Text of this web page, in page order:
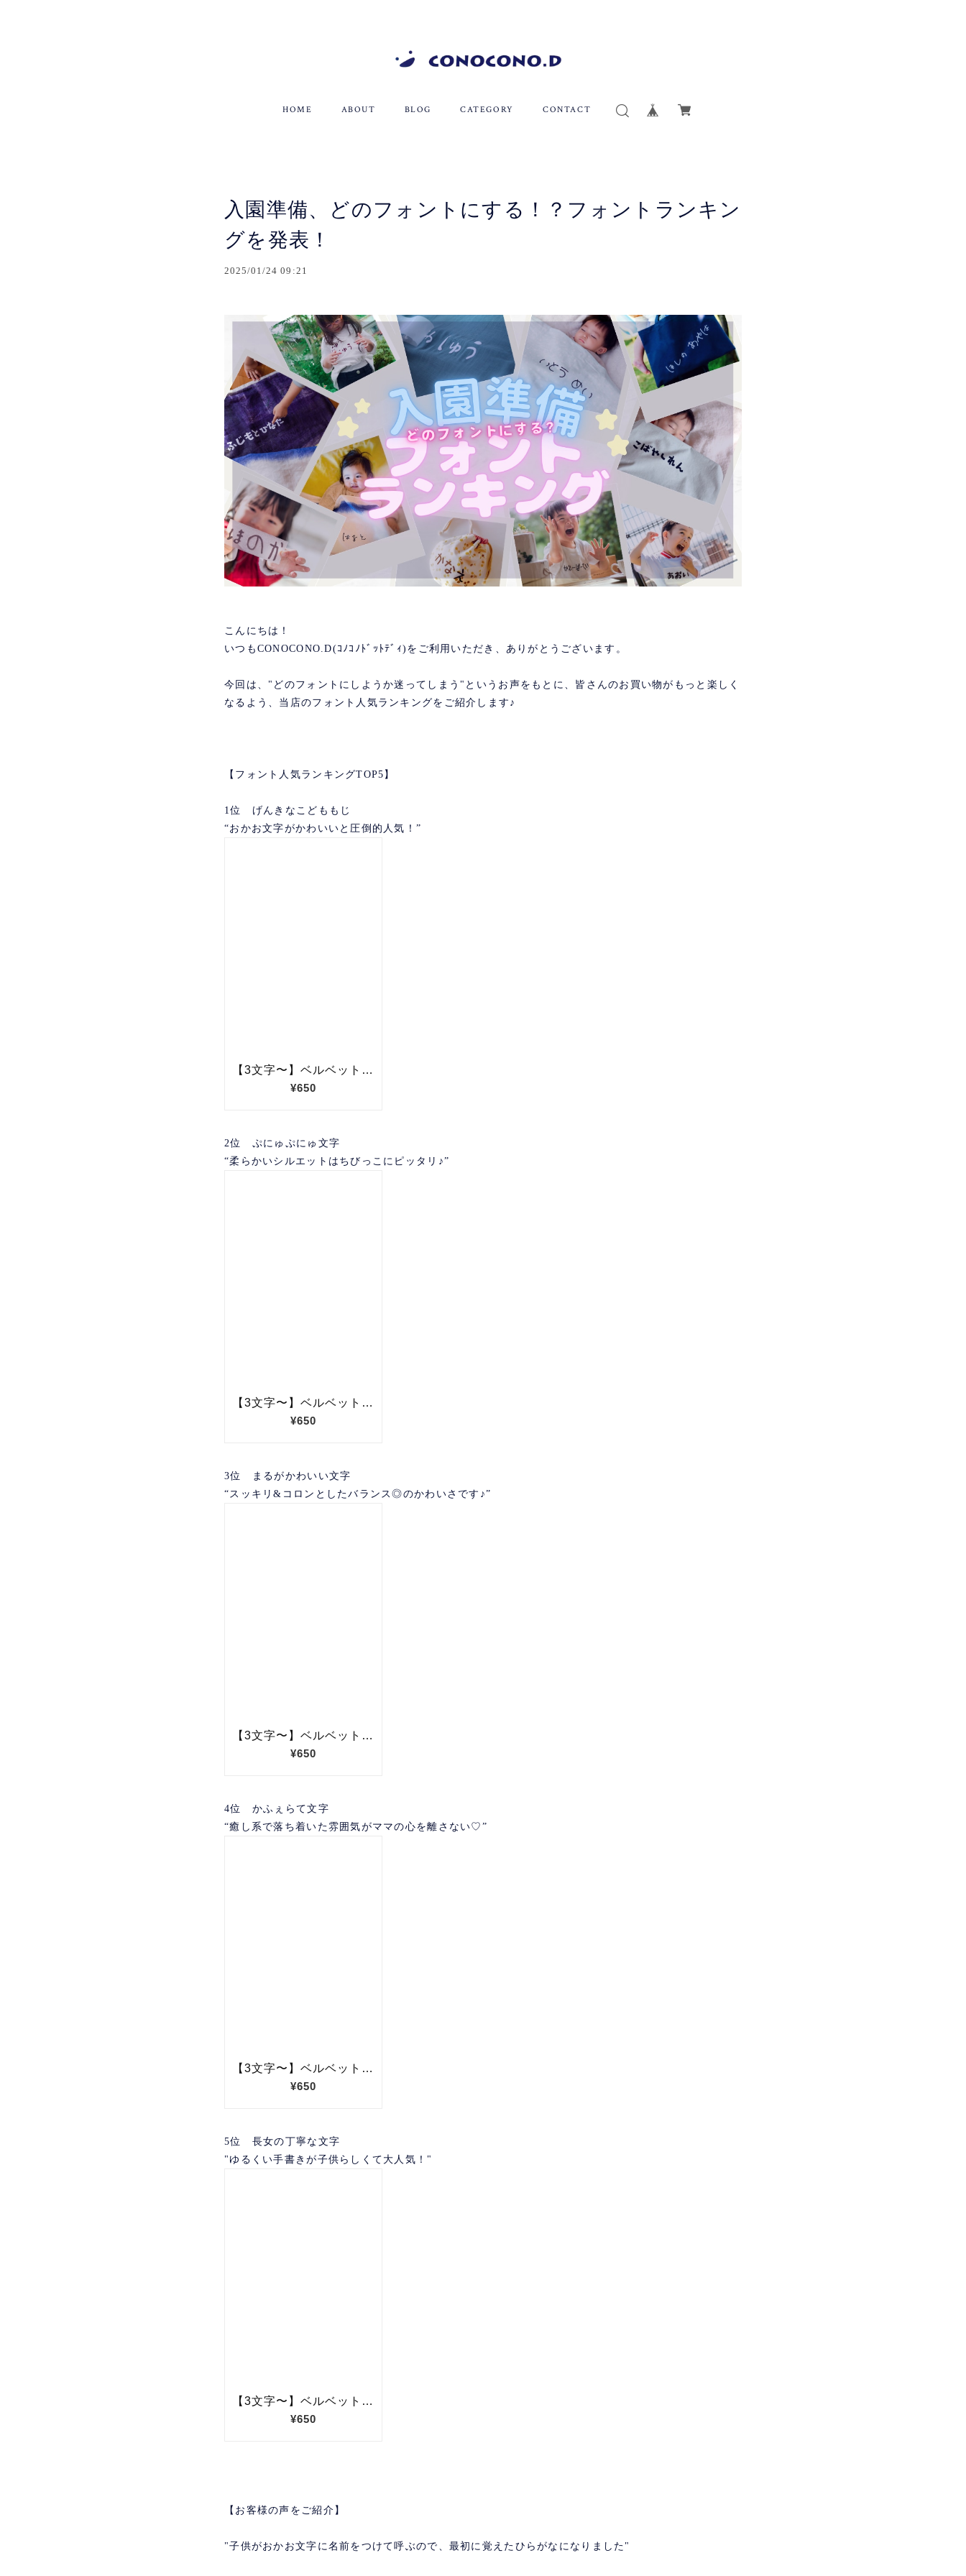
HOME ABOUT BLOG CATEGORY CONTACT
入園準備、どのフォントにする！？フォントランキン
グを発表！
2025/01/24 09:21
こんにちは！
いつもCONOCONO.D(ｺﾉｺﾉﾄﾞｯﾄﾃﾞｨ)をご利用いただき、ありがとうございます。
今回は、"どのフォントにしようか迷ってしまう"というお声をもとに、皆さんのお買い物がもっと楽しく
なるよう、当店のフォント人気ランキングをご紹介します♪
【フォント人気ランキングTOP5】
1位 げんきなこどももじ
“おかお文字がかわいいと圧倒的人気！”
2位 ぷにゅぷにゅ文字
“柔らかいシルエットはちびっこにピッタリ♪”
3位 まるがかわいい文字
“スッキリ&コロンとしたバランス◎のかわいさです♪”
4位 かふぇらて文字
“癒し系で落ち着いた雰囲気がママの心を離さない♡”
5位 長女の丁寧な文字
"ゆるくい手書きが子供らしくて大人気！"
【お客様の声をご紹介】
"子供がおかお文字に名前をつけて呼ぶので、最初に覚えたひらがなになりました"